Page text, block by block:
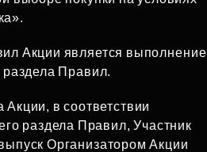
Акции является выполнение
раздела Правил.
в соответствии
раздела Правил, Участник
Организатором Акции